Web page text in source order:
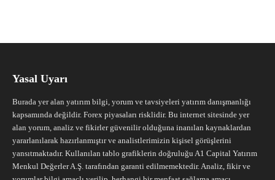
Yasal Uyarı
Burada yer alan yatırım bilgi, yorum ve tavsiyeleri yatırım danışmanlığı
kapsamında değildir. Forex piyasaları risklidir. Bu internet sitesinde yer
alan yorum, analiz ve fikirler güvenilir olduğuna inanılan kaynaklardan
yararlanılarak hazırlanmıştır ve analistlerimizin kişisel görüşlerini
yansıtmaktadır. Kullanılan tablo grafiklerin doğruluğu A1 Capital Yatırım
Menkul Değerler A.Ş. tarafından garanti edilmemektedir. Analiz, fikir ve